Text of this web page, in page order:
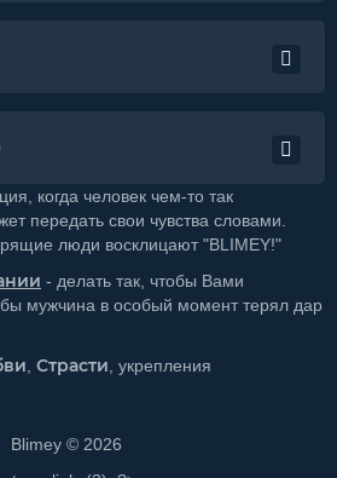
когда человек чем-то так
передать свои чувства словами.
люди восклицают "BLIMEY!"
- делать так, чтобы Вами
мужчина в особый момент терял дар
Страсти , укрепления
Blimey © 2026